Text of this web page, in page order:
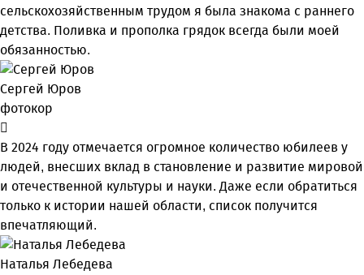
сельскохозяйственным трудом я была знакома с раннего
детства. Поливка и прополка грядок всегда были моей
обязанностью.
Сергей Юров
фотокор
В 2024 году отмечается огромное количество юбилеев у
людей, внесших вклад в становление и развитие мировой
и отечественной культуры и науки. Даже если обратиться
только к истории нашей области, список получится
впечатляющий.
Наталья Лебедева